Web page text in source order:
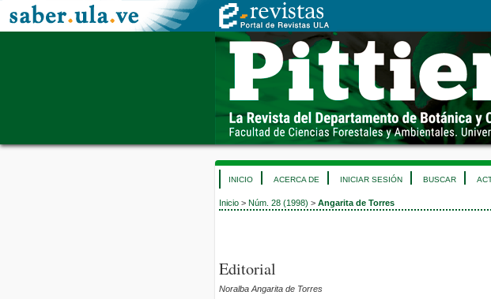
INICIO ACERCA DE INICIAR SESIÓN BUSCAR
Inicio > Núm. 28 (1998) > Angarita de Torres
Editorial
Noralba Angarita de Torres